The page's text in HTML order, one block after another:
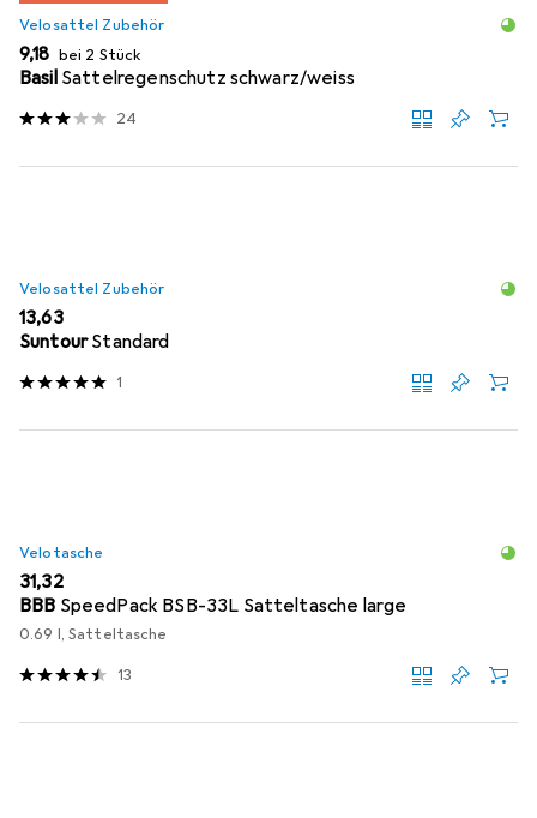
Velosattel Zubehör
EUR
9,18 bei 2 Stück
Basil Sattelregenschutz schwarz/weiss
24
Velosattel Zubehör
EUR
13,63
SuntourStandard
1
Velotasche
EUR
31,32
BBB SpeedPack BSB-33L Satteltasche large
0.69 l, Satteltasche
13